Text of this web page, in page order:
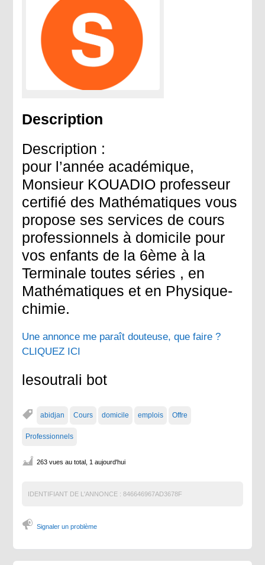
Description
Description :
pour l’année académique,
Monsieur KOUADIO professeur
certifié des Mathématiques vous
propose ses services de cours
professionnels à domicile pour
vos enfants de la 6ème à la
Terminale toutes séries , en
Mathématiques et en Physique-
chimie.
Une annonce me paraît douteuse, que faire ?
CLIQUEZ ICI
lesoutrali bot
abidjan Cours domicile emplois Offre
Professionnels
263 vues au total, 1 aujourd'hui
IDENTIFIANT DE L'ANNONCE : 846646967AD3678F
Signaler un problème